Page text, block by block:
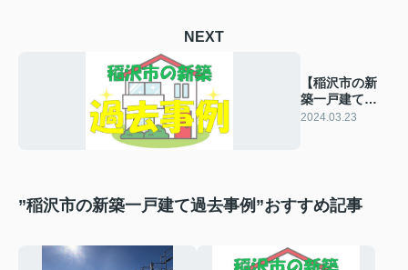
NEXT
【稲沢市の新
築一戸建て】
過去の販売事
2024.03.23
”稲沢市の新築一戸建て過去事例”おすすめ記事